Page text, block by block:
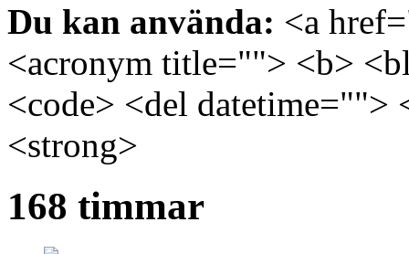
Du kan använda: <a
<acronym title=""> <b>
<code> <del
<strong>
168 timmar